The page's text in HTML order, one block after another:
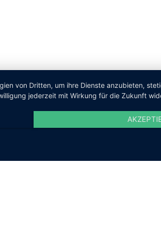
von Dritten, um ihre Dienste anzubieten,
jederzeit mit Wirkung für die Zukunft